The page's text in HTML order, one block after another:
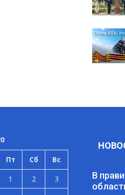
Пт Сб Вс
1 2
3
В